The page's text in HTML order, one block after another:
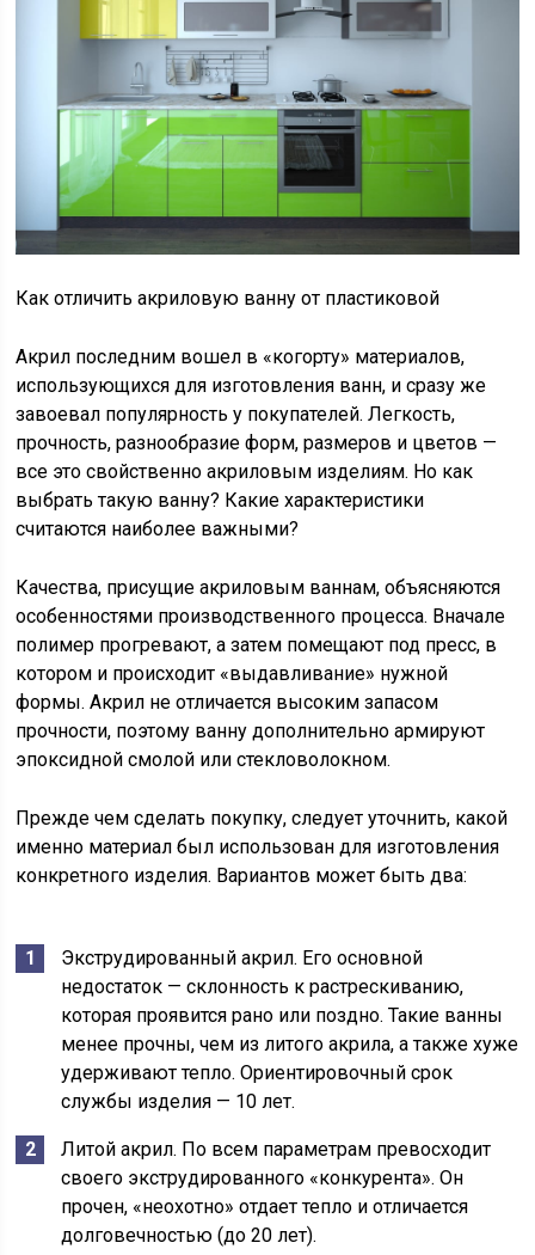
Как отличить акриловую ванну от пластиковой
Акрил последним вошел в «когорту» материалов,
использующихся для изготовления ванн, и сразу же
завоевал популярность у покупателей. Легкость,
прочность, разнообразие форм, размеров и цветов —
все это свойственно акриловым изделиям. Но как
выбрать такую ванну? Какие характеристики
считаются наиболее важными?
Качества, присущие акриловым ваннам, объясняются
особенностями производственного процесса. Вначале
полимер прогревают, а затем помещают под пресс, в
котором и происходит «выдавливание» нужной
формы. Акрил не отличается высоким запасом
прочности, поэтому ванну дополнительно армируют
эпоксидной смолой или стекловолокном.
Прежде чем сделать покупку, следует уточнить, какой
именно материал был использован для изготовления
конкретного изделия. Вариантов может быть два:
Экструдированный акрил. Его основной
недостаток — склонность к растрескиванию,
которая проявится рано или поздно. Такие ванны
менее прочны, чем из литого акрила, а также хуже
удерживают тепло. Ориентировочный срок
службы изделия — 10 лет.
Литой акрил. По всем параметрам превосходит
своего экструдированного «конкурента». Он
прочен, «неохотно» отдает тепло и отличается
долговечностью (до 20 лет).